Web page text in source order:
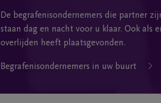
De begrafenisondernemers die partner
staan dag en nacht voor u klaar. Ook als
overlijden heeft plaatsgevonden.
Begrafenisondernemers in uw buurt